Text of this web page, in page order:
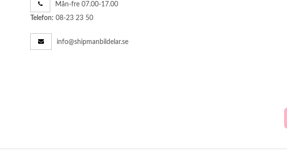
Mån-fre 07.00-17.00
Telefon: 08-23 23 50
info@shipmanbildelar.se